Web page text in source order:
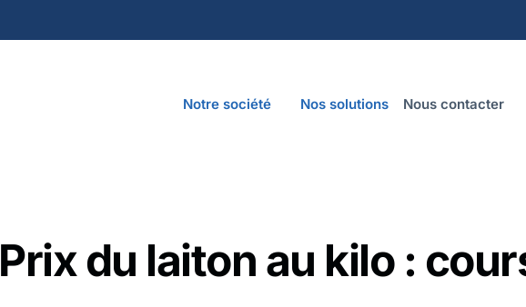
Notre société Nos solutions Nous contacter
Prix du laiton au kilo :